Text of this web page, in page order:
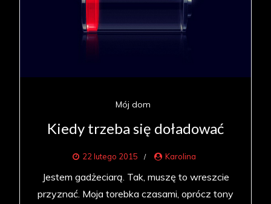
Mój dom
Kiedy trzeba się doładować
22 lutego 2015 Karolina
Jestem gadżeciarą. Tak, muszę to wreszcie
przyznać. Moja torebka czasami, oprócz tony